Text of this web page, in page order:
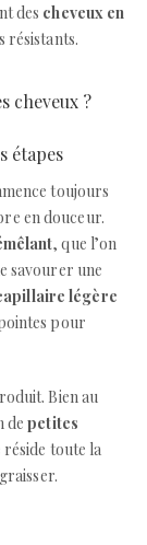
des cheveux en
résistants.
cheveux ?
étapes
toujours
en douceur.
, que l’on
savourer une
légère
pour
Bien au
depetites
toute la